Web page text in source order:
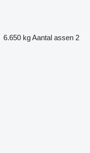
6.650 kgAantal assen 2